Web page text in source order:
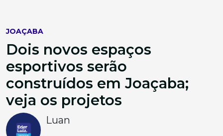
JOAÇABA
Dois novos espaços
esportivos serão
construídos em Joaçaba;
veja os projetos
Luan